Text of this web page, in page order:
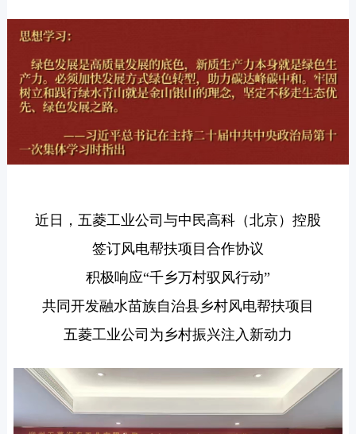
近日，五菱工业公司与中民高科（北京）控股
签订风电帮扶项目合作协议
积极响应“千乡万村驭风行动”
共同开发融水苗族自治县乡村风电帮扶项目
五菱工业公司为乡村振兴注入新动力